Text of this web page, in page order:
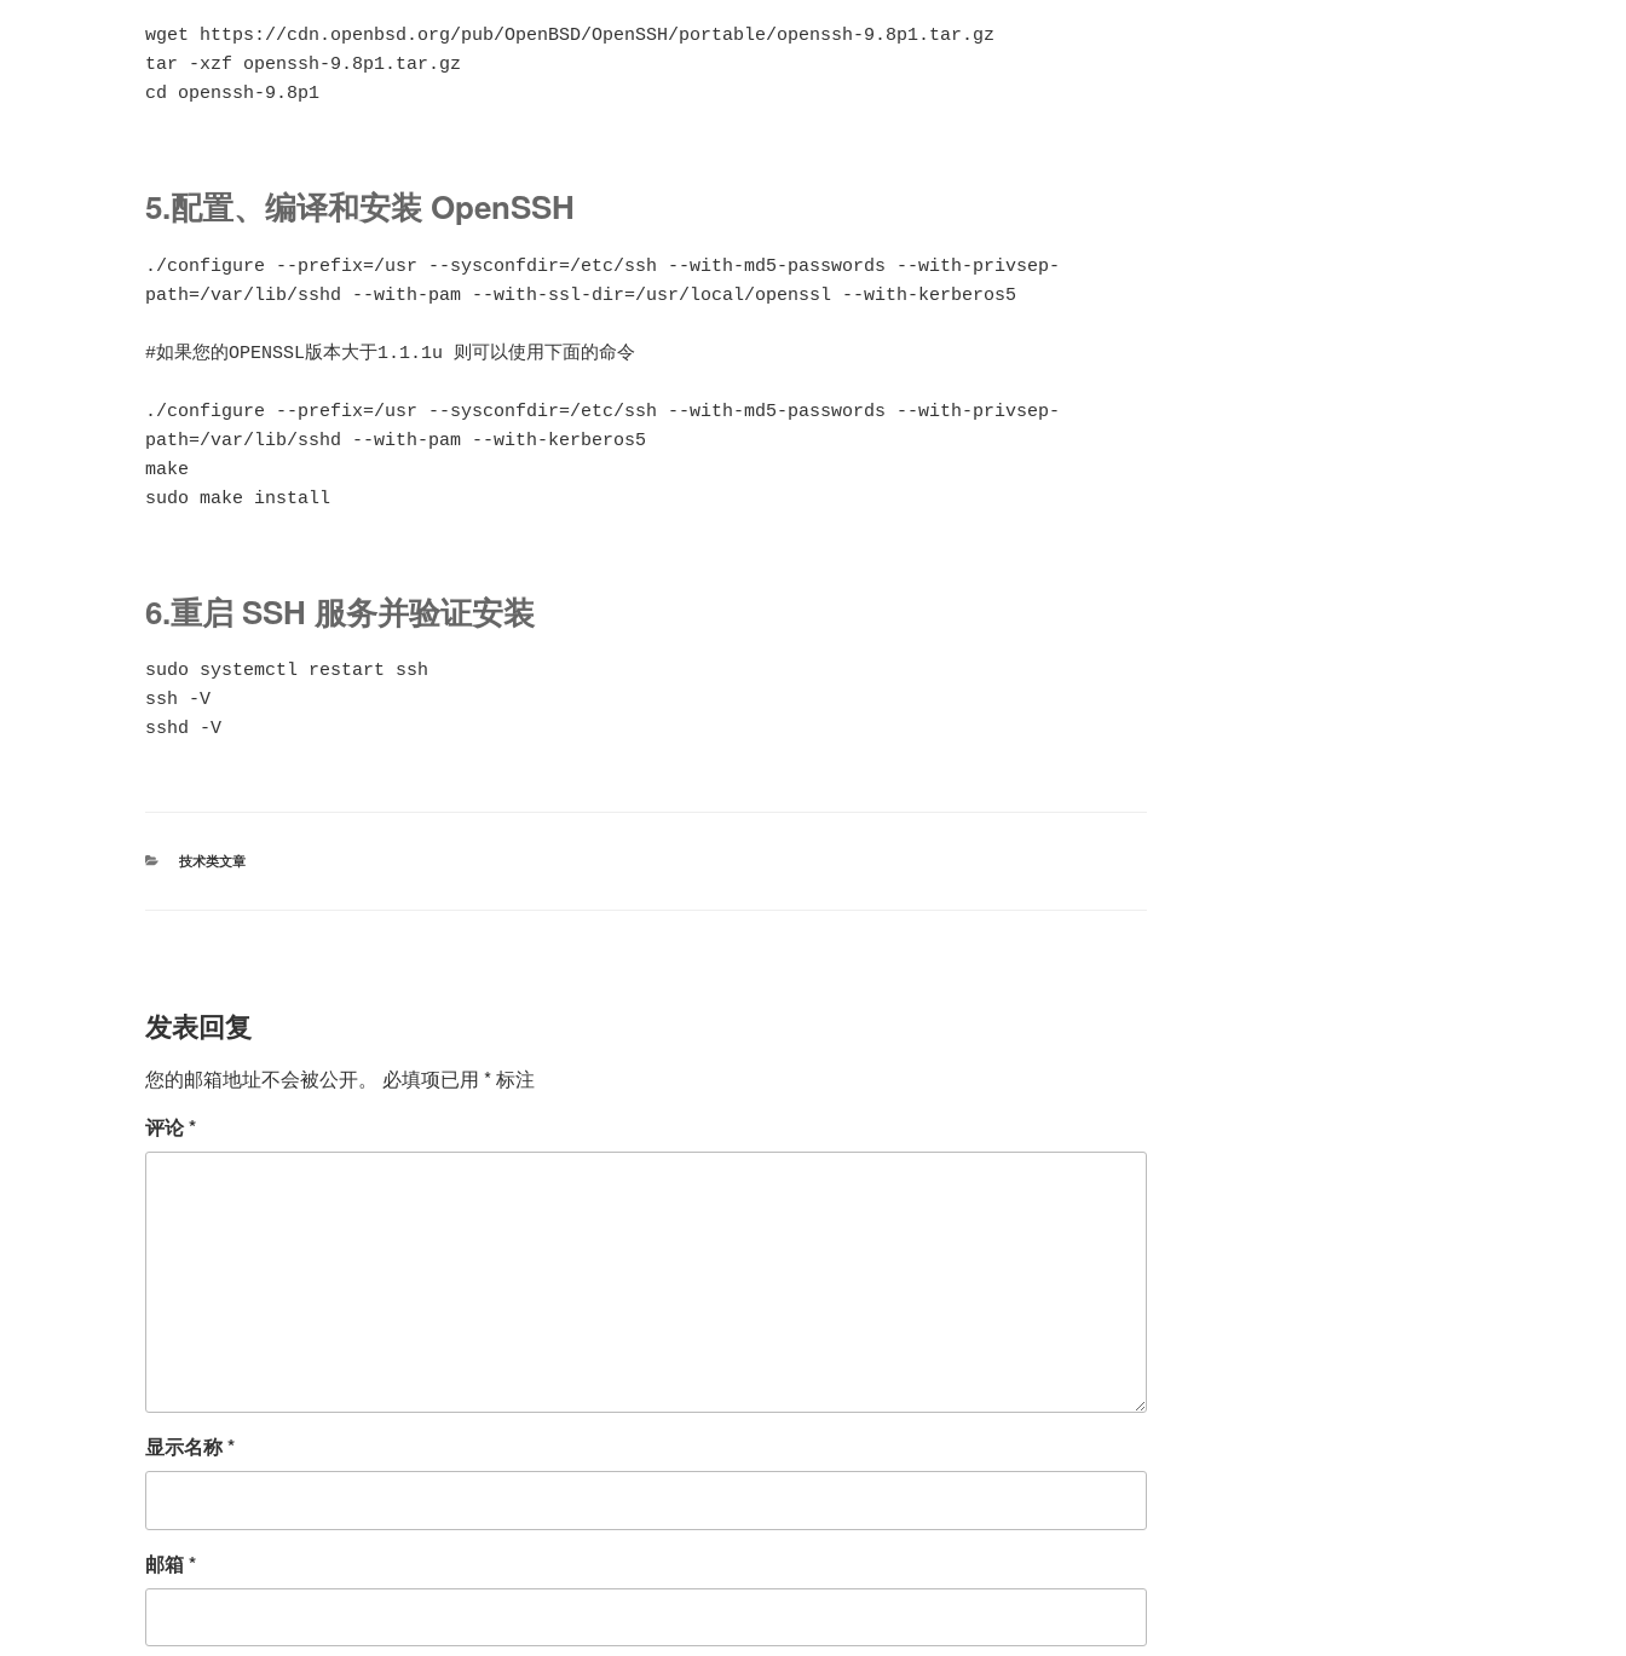
wget https://cdn.openbsd.org/pub/OpenBSD/OpenSSH/portable/openssh-9.8p1.tar.gz
tar -xzf openssh-9.8p1.tar.gz
cd openssh-9.8p1
5.配置、编译和安装 OpenSSH
./configure --prefix=/usr --sysconfdir=/etc/ssh --with-md5-passwords --with-privsep-
path=/var/lib/sshd --with-pam --with-ssl-dir=/usr/local/openssl --with-kerberos5
#如果您的OPENSSL版本大于1.1.1u 则可以使用下面的命令
./configure --prefix=/usr --sysconfdir=/etc/ssh --with-md5-passwords --with-privsep-
path=/var/lib/sshd --with-pam --with-kerberos5
make
sudo make install
6.重启 SSH 服务并验证安装
sudo systemctl restart ssh
ssh -V
sshd -V
分
技术类文章
发表回复
您的邮箱地址不会被公开。 必填项已用 *标注
评论*
显示名称*
邮箱*